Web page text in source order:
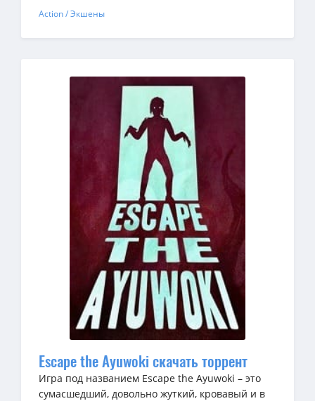
Action / Экшены
Escape the Ayuwoki скачать торрент
Игра под названием Escape the Ayuwoki – это
сумасшедший, довольно жуткий, кровавый и в